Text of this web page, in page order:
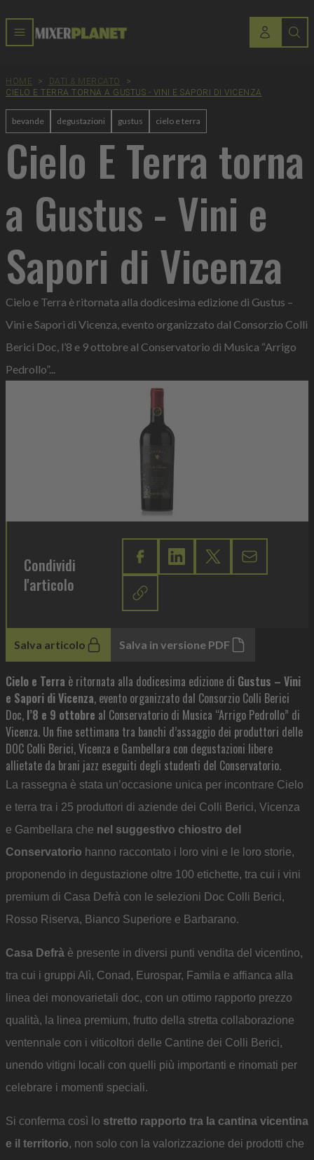
HOME > DATI & MERCATO
>
CIELO E TERRA TORNA A GUSTUS - VINI E SAPORI DI VICENZA
bevande degustazioni gustus cielo e terra
Cielo E Terra torna
a Gustus - Vini e
Sapori di Vicenza
Cielo e Terra è ritornata alla dodicesima edizione di Gustus –
Vini e Sapori di Vicenza, evento organizzato dal Consorzio Colli
Berici Doc, l’8 e 9 ottobre al Conservatorio di Musica “Arrigo
Pedrollo”...
Condividi
l'articolo
Salva articolo Salva in versione PDF
Cielo e Terra è ritornata alla dodicesima edizione di Gustus – Vini
e Sapori di Vicenza, evento organizzato dal Consorzio Colli Berici
Doc, l’8 e 9 ottobre al Conservatorio di Musica “Arrigo Pedrollo” di
Vicenza. Un fine settimana tra banchi d’assaggio dei produttori delle
DOC Colli Berici, Vicenza e Gambellara con degustazioni libere
allietate da brani jazz eseguiti degli studenti del Conservatorio.
La rassegna è stata un’occasione unica per incontrare Cielo
e terra tra i 25 produttori di aziende dei Colli Berici, Vicenza
e Gambellara che nel suggestivo chiostro del
Conservatorio hanno raccontato i loro vini e le loro storie,
proponendo in degustazione oltre 100 etichette, tra cui i vini
premium di Casa Defrà con le selezioni Doc Colli Berici,
Rosso Riserva, Bianco Superiore e Barbarano.
Casa Defrà è presente in diversi punti vendita del vicentino,
tra cui i gruppi Alì, Conad, Eurospar, Famila e affianca alla
linea dei monovarietali doc, con un ottimo rapporto prezzo
qualità, la linea premium, frutto della stretta collaborazione
ventennale con i viticoltori delle Cantine dei Colli Berici,
unendo vitigni locali con quelli più importanti e rinomati per
celebrare i momenti speciali.
Si conferma così lo stretto rapporto tra la cantina vicentina
e il territorio, non solo con la valorizzazione dei prodotti che